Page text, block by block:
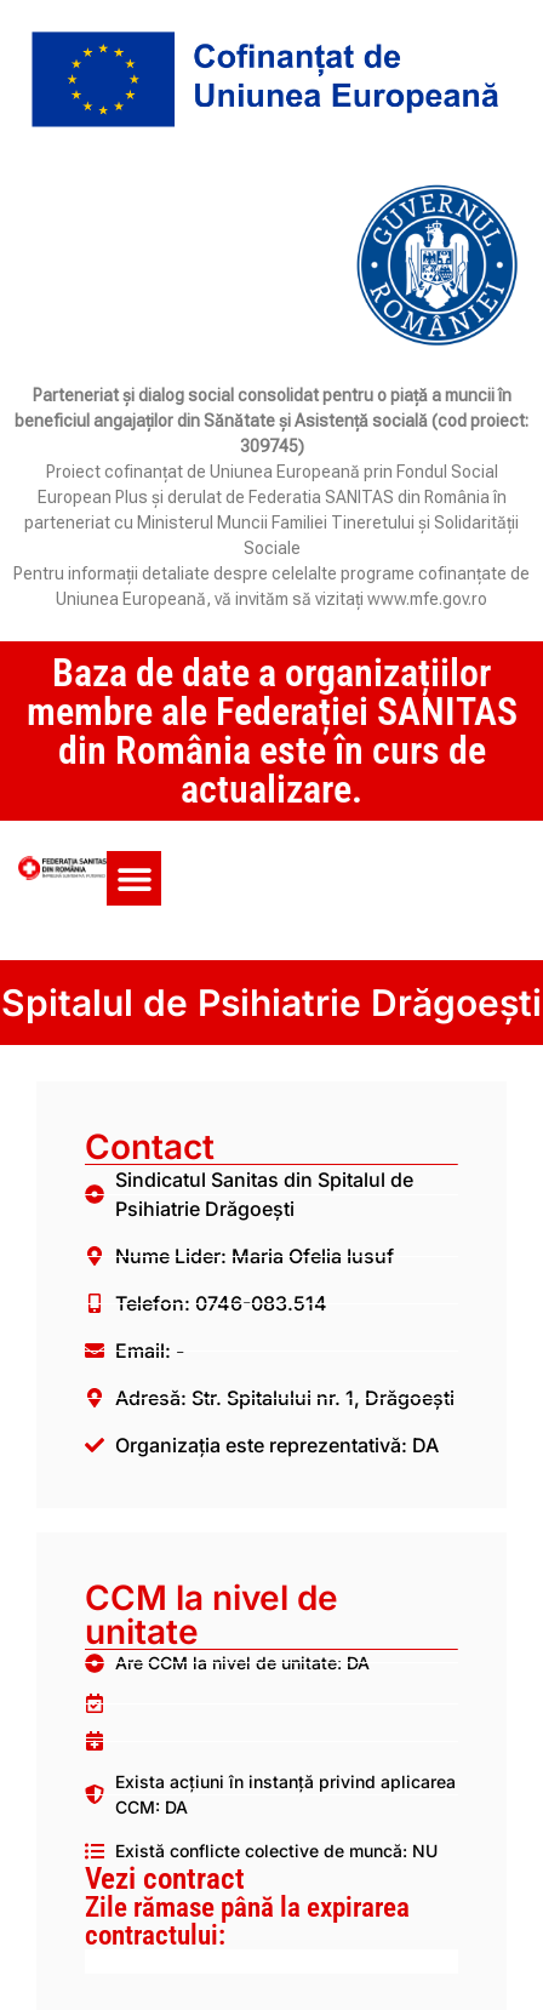
Parteneriat și dialog social consolidat pentru o piață a muncii în
beneficiul angajaților din Sănătate și Asistență socială (cod proiect:
309745)
Proiect cofinanțat de Uniunea Europeană prin Fondul Social
European Plus și derulat de Federatia SANITAS din România în
parteneriat cu Ministerul Muncii Familiei Tineretului și Solidarității
Sociale
Pentru informații detaliate despre celelalte programe cofinanțate de
Uniunea Europeană, vă invităm să vizitați www.mfe.gov.ro
Baza de date a organizațiilor
membre ale Federației SANITAS
din România este în curs de
actualizare.
Spitalul de Psihiatrie Drăgoești
Contact
Sindicatul Sanitas din Spitalul de
Psihiatrie Drăgoești
Nume Lider: Maria Ofelia Iusuf
Telefon: 0746-083.514
Email: -
Adresă: Str. Spitalului nr. 1, Drăgoești
Organizația este reprezentativă: DA
CCM la nivel de
unitate
Are CCM la nivel de unitate: DA
Exista acțiuni în instanță privind aplicarea
CCM: DA
Există conflicte colective de muncă: NU
Vezi contract
Zile rămase până la expirarea
contractului: